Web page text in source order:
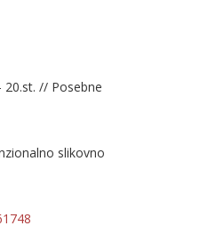
20.st. // Posebne
slikovno